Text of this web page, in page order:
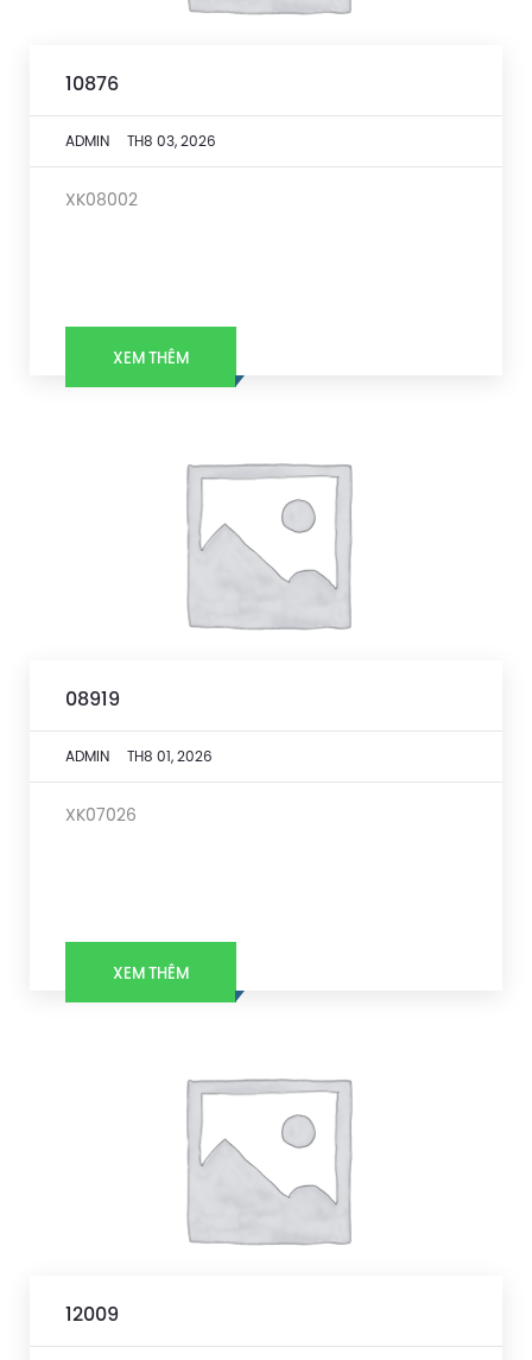
10876
ADMIN TH8 03, 2026
XK08002
XEM THÊM
08919
ADMIN TH8 01, 2026
XK07026
XEM THÊM
12009